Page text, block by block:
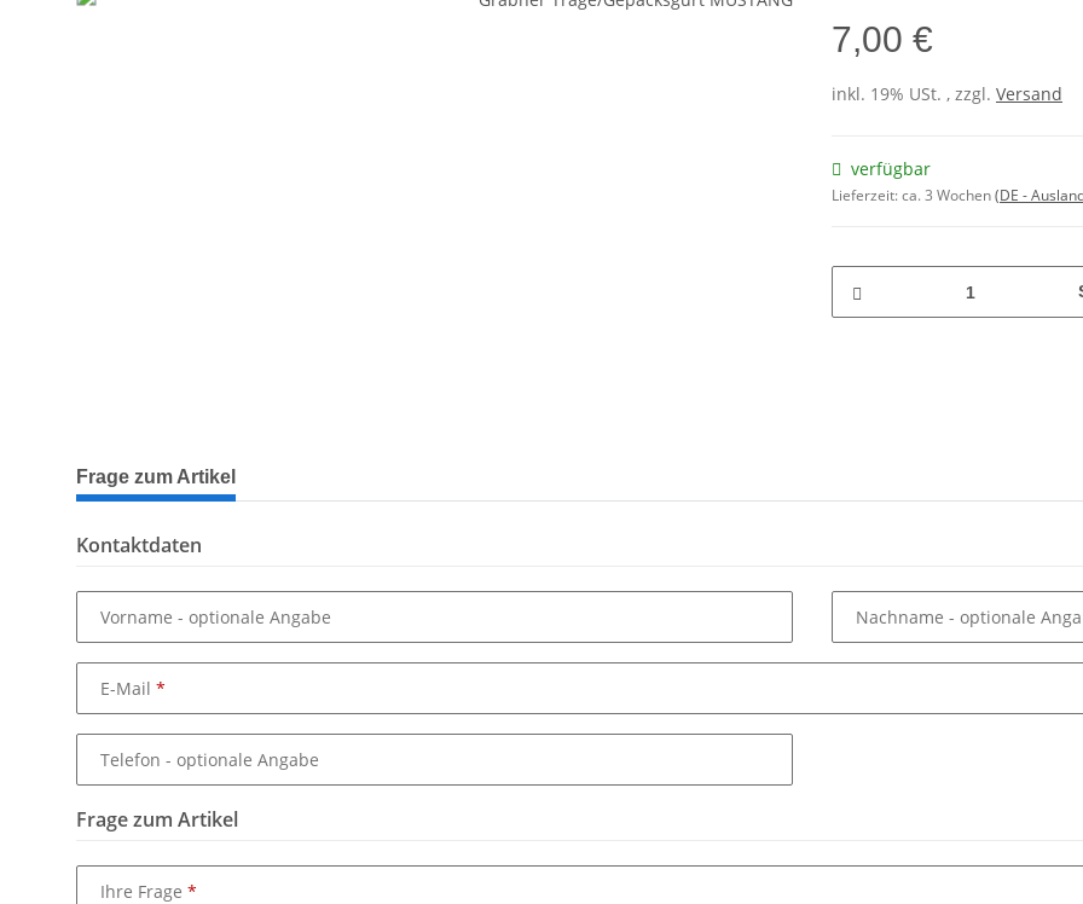
7,00 €
inkl. 19% USt. , zzgl. Versand
verfügbar
Lieferzeit:ca. 3 Wochen(DE -
weitere Registerkarten anzeigen
Frage zum Artikel
Kontaktdaten
Vorname - optionale Angabe Nachname - optionale
E-Mail
Telefon - optionale Angabe
Frage zum Artikel
Ihre Frage